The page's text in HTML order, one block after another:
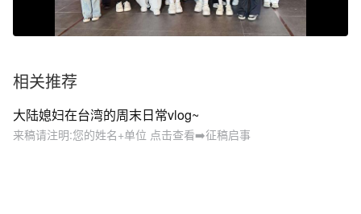
相关推荐
大陆媳妇在台湾的周末日常vlog~
来稿请注明:您的姓名+单位 点击查看➡️征稿启事